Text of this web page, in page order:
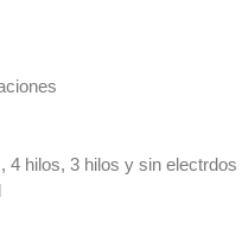
4 hilos, 3 hilos y sin electrdos